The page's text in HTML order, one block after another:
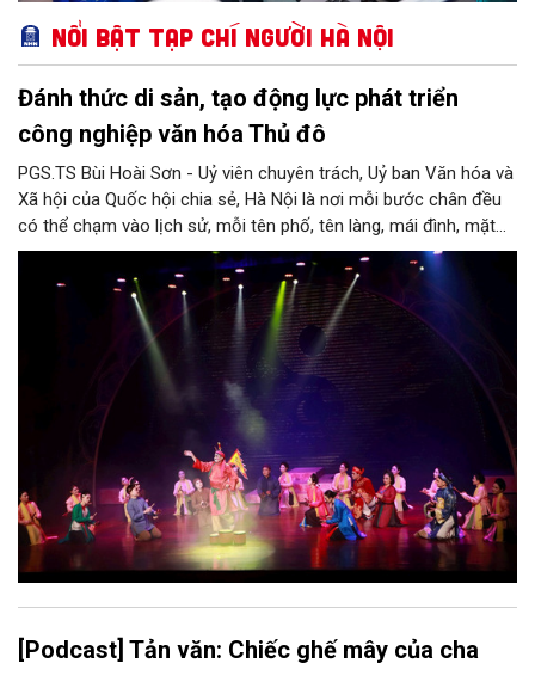
Nổi bật Tạp chí Người Hà Nội
Đánh thức di sản, tạo động lực phát triển
công nghiệp văn hóa Thủ đô
PGS.TS Bùi Hoài Sơn - Uỷ viên chuyên trách, Uỷ ban Văn hóa và
Xã hội của Quốc hội chia sẻ, Hà Nội là nơi mỗi bước chân đều
có thể chạm vào lịch sử, mỗi tên phố, tên làng, mái đình, mặt
hồ, nếp nhà, câu hát, món ăn, làn điệu, nghề thủ công đều có
thể kể một câu chuyện về chiều sâu văn hiến của dân tộc.
Nhưng trong kỷ nguyên mới, câu hỏi đặt ra không chỉ Hà Nội có
bao nhiêu di sản, bao nhiêu văn nghệ sĩ, trí thức, không gian ký
ức, mà là làm thế nào để những giá trị ấy trở thành nguồn lực
phát triển, thành sức mạnh mềm, thành động lực sáng tạo,
thành năng lực cạnh tranh của Thủ đô.
[Podcast] Tản văn: Chiếc ghế mây của cha